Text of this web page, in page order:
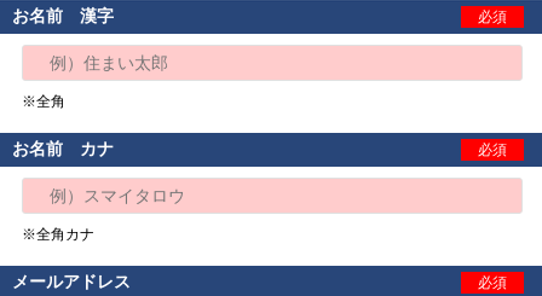
お名前 漢字 必須
※全角
お名前 カナ 必須
※全角カナ
メールアドレス 必須